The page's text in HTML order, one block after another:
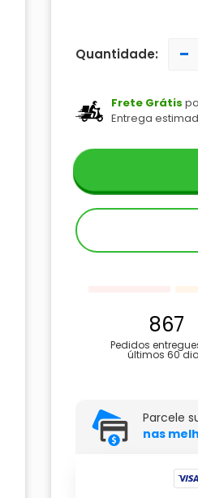
Quantidade: -
Frete Grátis
Entrega
867
Pedidos
últimos 60
Parcele
nas